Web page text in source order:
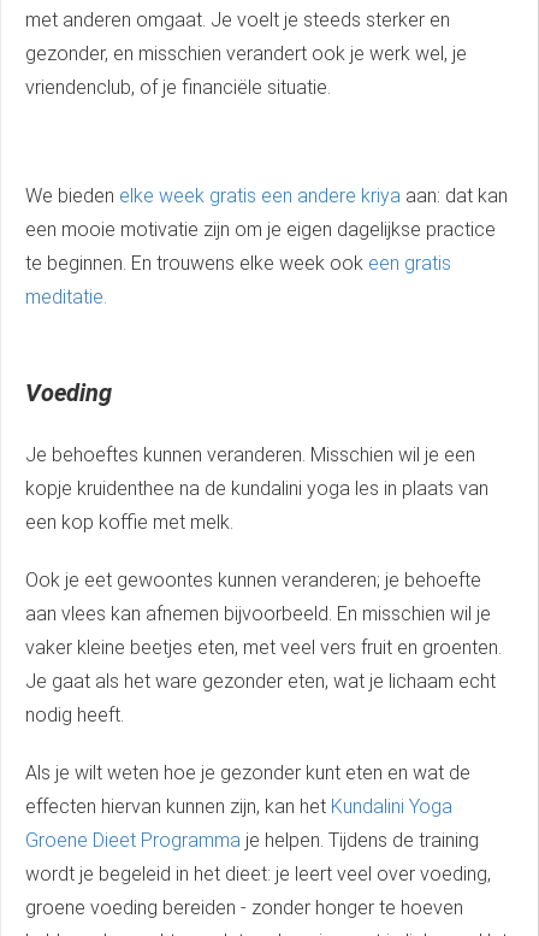
met anderen omgaat. Je voelt je steeds sterker en
gezonder, en misschien verandert ook je werk wel, je
vriendenclub, of je financiële situatie.
We bieden elke week gratis een andere kriya aan: dat kan
een mooie motivatie zijn om je eigen dagelijkse practice
te beginnen. En trouwens elke week ook een gratis
meditatie.
Voeding
Je behoeftes kunnen veranderen. Misschien wil je een
kopje kruidenthee na de kundalini yoga les in plaats van
een kop koffie met melk.
Ook je eet gewoontes kunnen veranderen; je behoefte
aan vlees kan afnemen bijvoorbeeld. En misschien wil je
vaker kleine beetjes eten, met veel vers fruit en groenten.
Je gaat als het ware gezonder eten, wat je lichaam echt
nodig heeft.
Als je wilt weten hoe je gezonder kunt eten en wat de
effecten hiervan kunnen zijn, kan het Kundalini Yoga
Groene Dieet Programma je helpen. Tijdens de training
wordt je begeleid in het dieet: je leert veel over voeding,
groene voeding bereiden - zonder honger te hoeven